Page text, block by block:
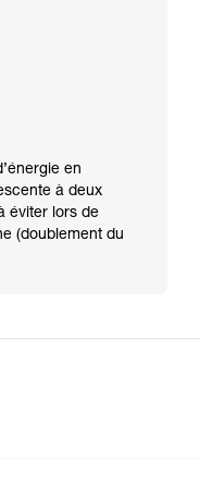
en
à deux
éviter lors de
(doublement du